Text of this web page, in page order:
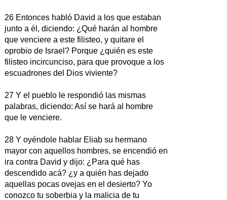
26 Entonces habló David a los que estaban
junto a él, diciendo: ¿Qué harán al hombre
que venciere a este filisteo, y quitare el
oprobio de Israel? Porque ¿quién es este
filisteo incircunciso, para que provoque a los
escuadrones del Dios viviente?
27 Y el pueblo le respondió las mismas
palabras, diciendo: Así se hará al hombre
que le venciere.
28 Y oyéndole hablar Eliab su hermano
mayor con aquellos hombres, se encendió en
ira contra David y dijo: ¿Para qué has
descendido acá? ¿y a quién has dejado
aquellas pocas ovejas en el desierto? Yo
conozco tu soberbia y la malicia de tu